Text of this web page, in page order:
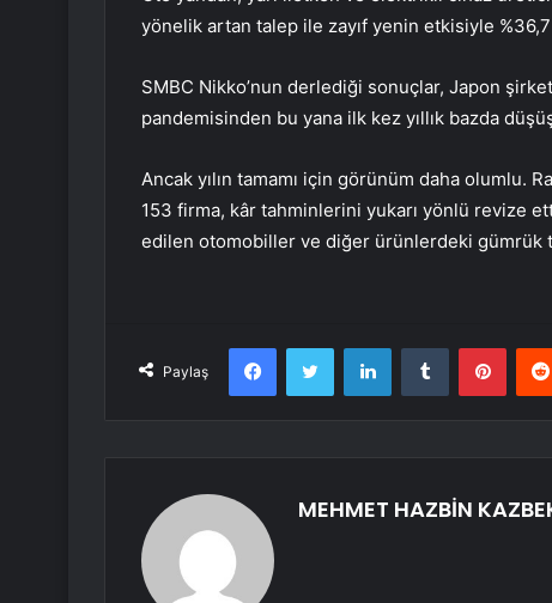
yönelik artan talep ile zayıf yenin etkisiyle %36,7
SMBC Nikko’nun derlediği sonuçlar, Japon
pandemisinden bu yana ilk kez yıllık bazda
Ancak yılın tamamı için görünüm daha olumlu.
153 firma, kâr tahminlerini yukarı yönlü revize
edilen otomobiller ve diğer ürünlerdeki gümrük
Paylaş
FacebookTwitter LinkedInTumblr
MEHMET HAZBİN